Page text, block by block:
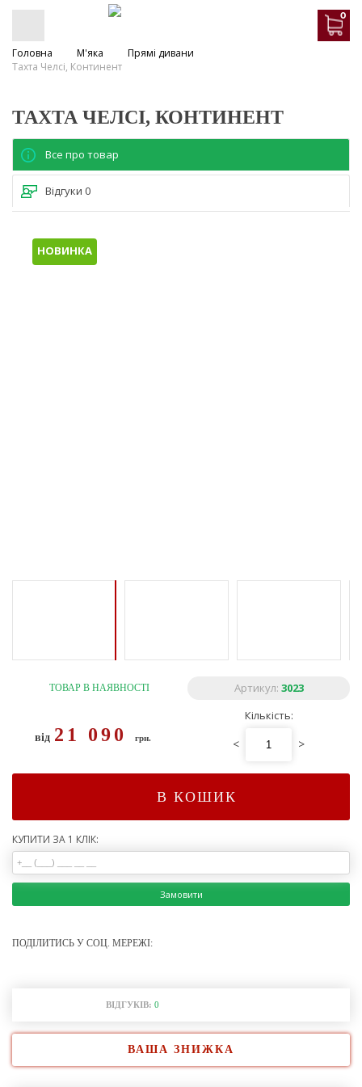
0
Головна М'яка
Прямі дивани
Тахта Челсі, Континент
ТАХТА ЧЕЛСІ, КОНТИНЕНТ
Все про товар
Відгуки 0
НОВИНКА
ТОВАР В НАЯВНОСТІ Артикул: 3023
від 21 090грн.
Кількість:
< >
В КОШИК
КУПИТИ ЗА 1 КЛІК:
Замовити
ПОДІЛИТИСЬ У СОЦ. МЕРЕЖІ:
ВІДГУКІВ: 0
ВАША ЗНИЖКА